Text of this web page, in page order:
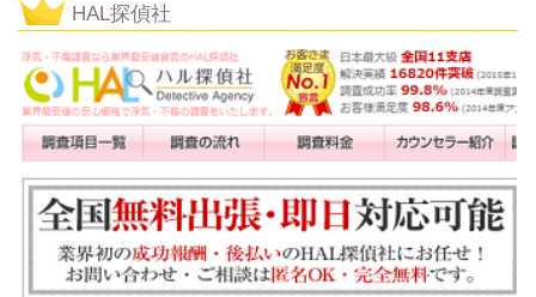
HAL探偵社